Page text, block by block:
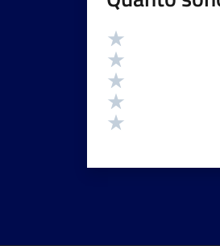
Valutazione